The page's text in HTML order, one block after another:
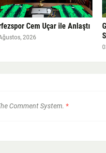
Cem Uçar ile Anlaştı
2026
Comment System. *